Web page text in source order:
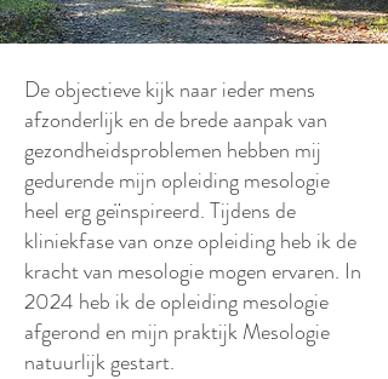
​De objectieve kijk naar ieder mens
afzonderlijk en de brede aanpak van
gezondheidsproblemen hebben mij
gedurende mijn opleiding mesologie
heel erg geïnspireerd. Tijdens de
kliniekfase van onze opleiding heb ik de
kracht van mesologie mogen ervaren. In
2024 heb ik de opleiding mesologie
afgerond en mijn praktijk Mesologie
natuurlijk gestart.